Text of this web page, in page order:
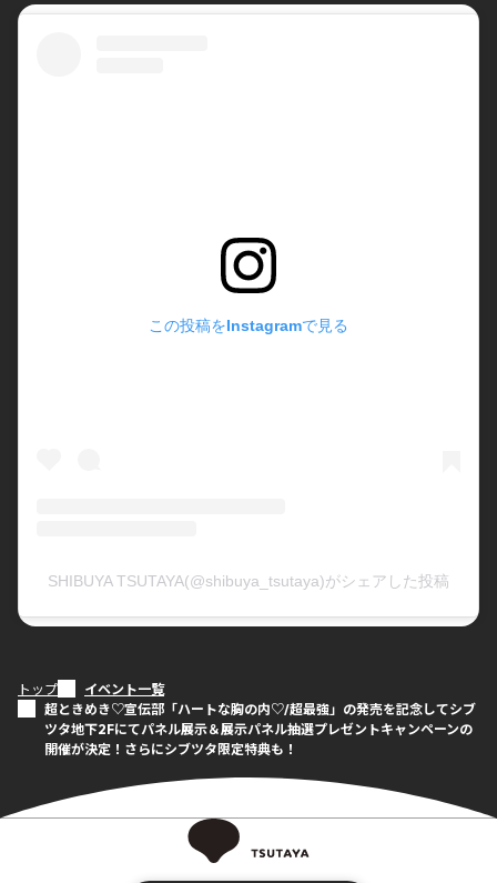
トップ
イベント一覧
超ときめき♡宣伝部「ハートな胸の内♡/超最強」の発売を記念してシブ
ツタ地下2Fにてパネル展示＆展示パネル抽選プレゼントキャンペーンの
開催が決定！さらにシブツタ限定特典も！
この投稿をInstagramで見る
SHIBUYA TSUTAYA(@shibuya_tsutaya)がシェアした投稿